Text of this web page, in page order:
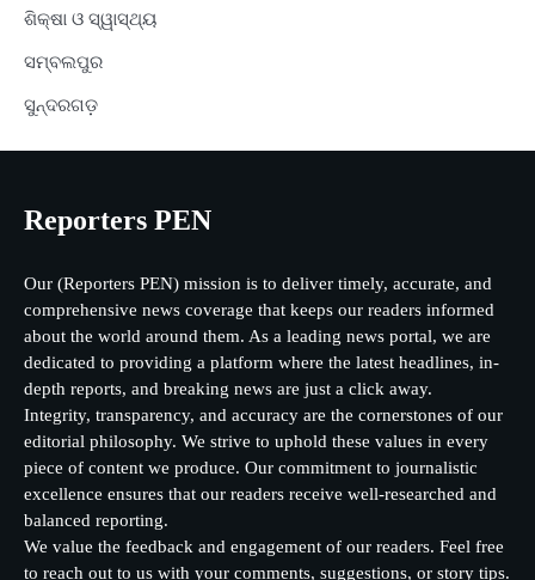
ଶିକ୍ଷା ଓ ସ୍ୱାସ୍ଥ୍ୟ
ସମ୍ବଲପୁର
ସୁନ୍ଦରଗଡ଼
Reporters PEN
Our (Reporters PEN) mission is to deliver timely, accurate, and
comprehensive news coverage that keeps our readers informed
about the world around them. As a leading news portal, we are
dedicated to providing a platform where the latest headlines, in-
depth reports, and breaking news are just a click away.
Integrity, transparency, and accuracy are the cornerstones of our
editorial philosophy. We strive to uphold these values in every
piece of content we produce. Our commitment to journalistic
excellence ensures that our readers receive well-researched and
balanced reporting.
We value the feedback and engagement of our readers. Feel free
to reach out to us with your comments, suggestions, or story tips.